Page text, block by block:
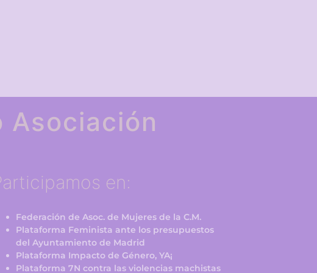
Asociación
en:
Federación de Asoc. de Mujeres de la C.M.
Plataforma Feminista ante los presupuestos
del Ayuntamiento de Madrid
Plataforma Impacto de Género, YA¡
Plataforma 7N contra las violencias machistas